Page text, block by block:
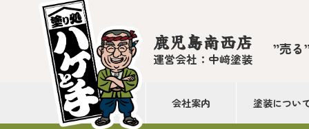
鹿児島南西店
運営会社：中﨑塗装
”売る
会社案内 塗装につい